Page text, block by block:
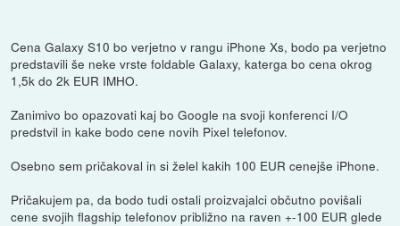
Cena Galaxy S10 bo verjetno v rangu iPhone Xs, bodo pa verjetno
predstavili še neke vrste foldable Galaxy, katerga bo cena okrog
1,5k do 2k EUR IMHO.
Zanimivo bo opazovati kaj bo Google na svoji konferenci I/O
predstvil in kake bodo cene novih Pixel telefonov.
Osebno sem pričakoval in si želel kakih 100 EUR cenejše iPhone.
Pričakujem pa, da bodo tudi ostali proizvajalci občutno povišali
cene svojih flagship telefonov približno na raven +-100 EUR glede